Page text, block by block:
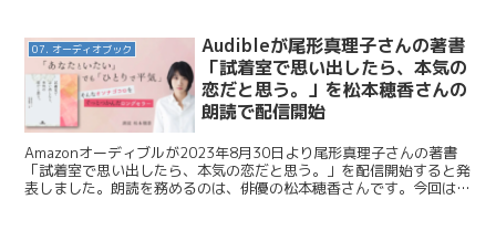
07. オーディオブック
Audibleが尾形真理子さんの著書
「試着室で思い出したら、本気の
恋だと思う。」を松本穂香さんの
朗読で配信開始
Amazonオーディブルが2023年8月30日より尾形真理子さんの著書
「試着室で思い出したら、本気の恋だと思う。」を配信開始すると発
表しました。朗読を務めるのは、俳優の松本穂香さんです。今回はこ